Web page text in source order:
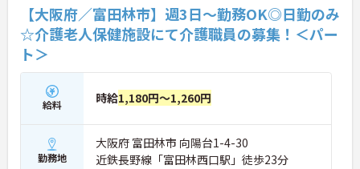
【大阪府／富田林市】週3日～勤務OK◎日勤のみ
☆介護老人保健施設にて介護職員の募集！＜パー
ト＞
給料 時給1,180円～1,260円
勤務地
大阪府 富田林市 向陽台1-4-30
近鉄長野線「富田林西口駅」徒歩23分